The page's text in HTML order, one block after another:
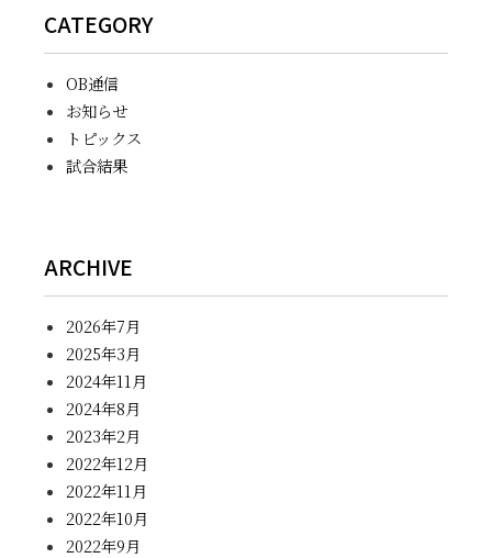
CATEGORY
OB通信
お知らせ
トピックス
試合結果
ARCHIVE
2026年7月
2025年3月
2024年11月
2024年8月
2023年2月
2022年12月
2022年11月
2022年10月
2022年9月